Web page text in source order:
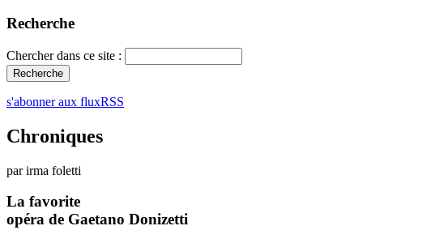
Recherche
Chercher dans ce site :
s'abonner aux fluxRSS
Chroniques
par irma foletti
La favorite
opéra de Gaetano Donizetti